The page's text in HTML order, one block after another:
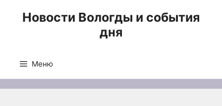
Новости Вологды и события
дня
Меню